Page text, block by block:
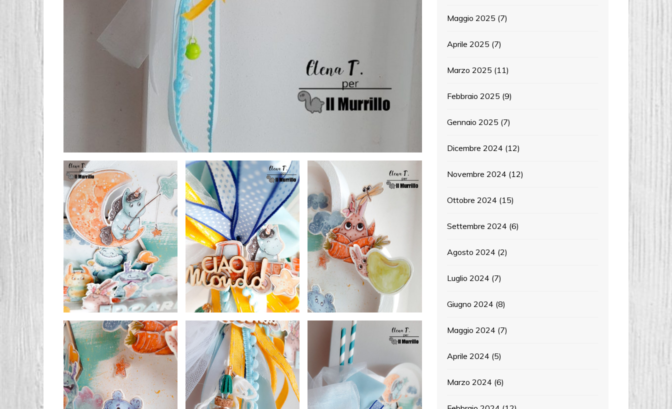
Maggio 2025 (7)
Aprile 2025 (7)
Marzo 2025 (11)
Febbraio 2025 (9)
Gennaio 2025 (7)
Dicembre 2024 (12)
Novembre 2024 (12)
Ottobre 2024 (15)
Settembre 2024 (6)
Agosto 2024 (2)
Luglio 2024 (7)
Giugno 2024 (8)
Maggio 2024 (7)
Aprile 2024 (5)
Marzo 2024 (6)